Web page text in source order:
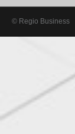
© Regio Business